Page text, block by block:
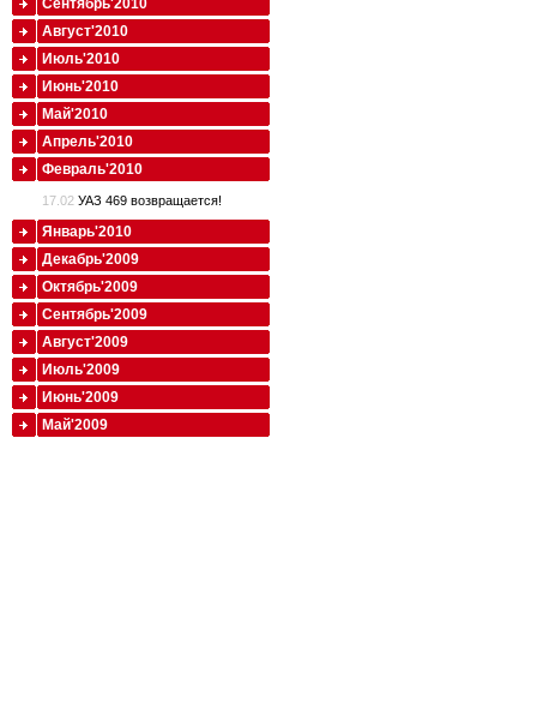
Сентябрь'2010
Август'2010
Июль'2010
Июнь'2010
Май'2010
Апрель'2010
Февраль'2010
17.02 УАЗ 469 возвращается!
Январь'2010
Декабрь'2009
Октябрь'2009
Сентябрь'2009
Август'2009
Июль'2009
Июнь'2009
Май'2009